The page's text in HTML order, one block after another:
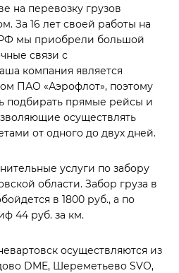
на перевозку грузов
За 16 лет своей работы на
мы приобрели большой
связи с
компания является
ПАО «Аэрофлот», поэтому
подбирать прямые рейсы и
осуществлять
от одного до двух дней.
услуги по забору
области. Забор груза в
в 1800 руб., а по
44 руб. за км.
осуществляются из
DME, Шереметьево SVO,